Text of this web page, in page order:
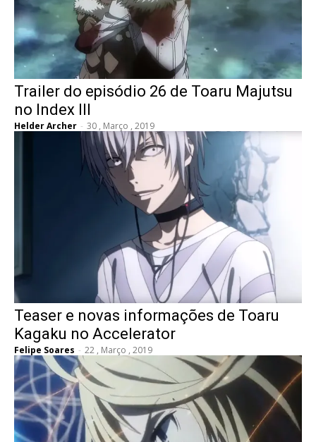
Trailer do episódio 26 de Toaru Majutsu
no Index III
Helder Archer - 30 , Março , 2019
Teaser e novas informações de Toaru
Kagaku no Accelerator
Felipe Soares - 22 , Março , 2019